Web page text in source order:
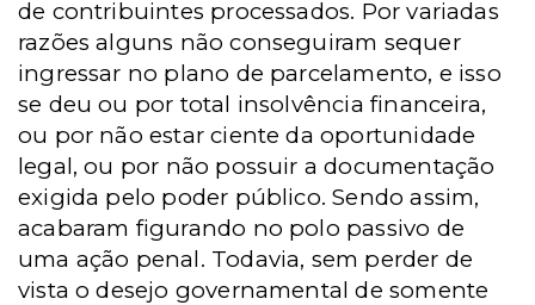
de contribuintes processados. Por variadas
razões alguns não conseguiram sequer
ingressar no plano de parcelamento, e isso
se deu ou por total insolvência financeira,
ou por não estar ciente da oportunidade
legal, ou por não possuir a documentação
exigida pelo poder público. Sendo assim,
acabaram figurando no polo passivo de
uma ação penal. Todavia, sem perder de
vista o desejo governamental de somente